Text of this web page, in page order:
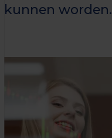
kunnen worden.